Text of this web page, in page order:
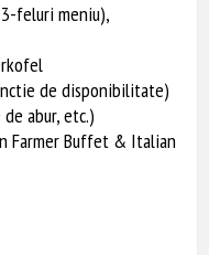
feluri meniu),
de disponibilitate)
abur, etc.)
Farmer Buffet & Italian